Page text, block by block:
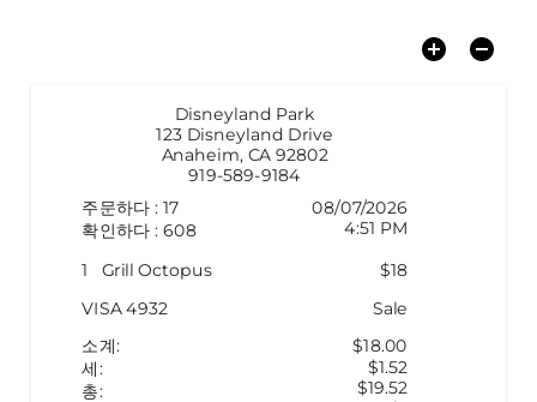
Disneyland Park
123 Disneyland Drive
Anaheim, CA 92802
919-589-9184
주문하다 : 17
확인하다 : 608
08/07/2026
4:51 PM
1 Grill Octopus $18
VISA 4932
Sale
소계:
세:
총:
$18.00
$1.52
$19.52